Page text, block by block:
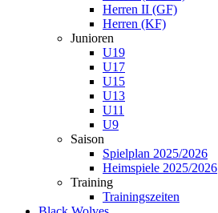
Herren II (GF)
Herren (KF)
Junioren
U19
U17
U15
U13
U11
U9
Saison
Spielplan 2025/2026
Heimspiele 2025/2026
Training
Trainingszeiten